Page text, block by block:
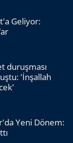
Geliyor:
duruşması
'İnşallah
Yeni Dönem: